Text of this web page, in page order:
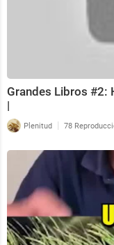
Grandes Libros #2:
|
Plenitud | 78